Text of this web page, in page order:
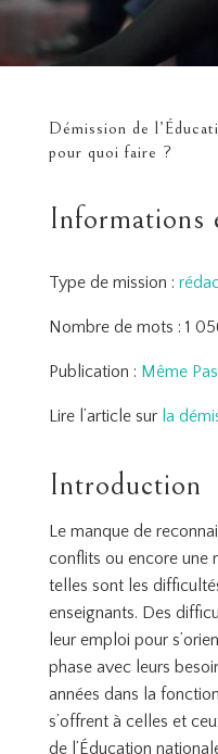
Démission de
pour quoi faire ?
Informations
Type de mission :
Nombre de mots : 1
Publication : Même
Lire l’article sur la
Introduction
Le manque de
conflits ou encore une
telles sont les
enseignants. Des
leur emploi pour
phase avec leurs
années dans la
s’offrent à celles et
de l’Éducation